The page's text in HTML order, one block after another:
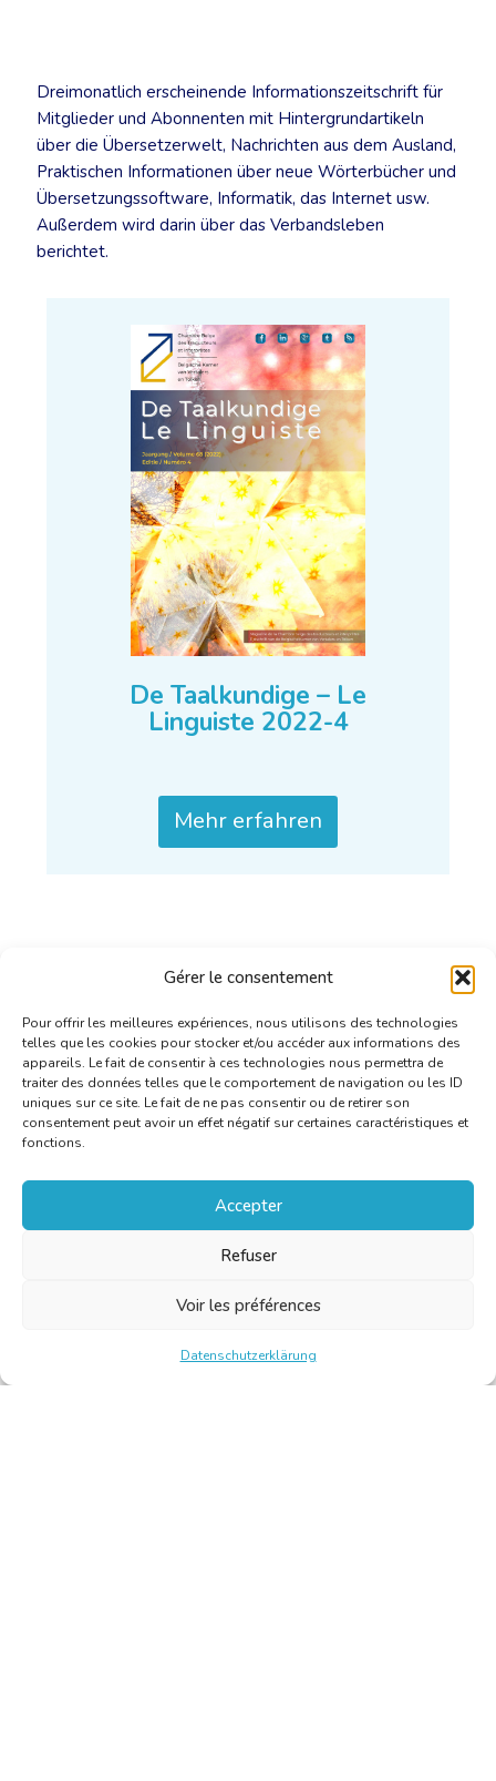
Gérer le consentement
Pour offrir les meilleures expériences, nous utilisons des technologies
telles que les cookies pour stocker et/ou accéder aux informations des
appareils. Le fait de consentir à ces technologies nous permettra de
traiter des données telles que le comportement de navigation ou les ID
uniques sur ce site. Le fait de ne pas consentir ou de retirer son
consentement peut avoir un effet négatif sur certaines caractéristiques et
fonctions.
Accepter
Refuser
Voir les préférences
Datenschutzerklärung
Dreimonatlich erscheinende Informationszeitschrift für
Mitglieder und Abonnenten mit Hintergrundartikeln
über die Übersetzerwelt, Nachrichten aus dem Ausland,
Praktischen Informationen über neue Wörterbücher und
Übersetzungssoftware, Informatik, das Internet usw.
Außerdem wird darin über das Verbandsleben
berichtet.
De Taalkundige – Le
Linguiste 2022-4
Mehr erfahren